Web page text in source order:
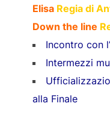
Elisa Regia di
Down the line
Incontro con
Intermezzi
alla Finale